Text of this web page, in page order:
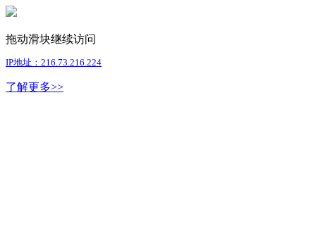
拖动滑块继续访问
IP地址：216.73.216.224
了解更多>>